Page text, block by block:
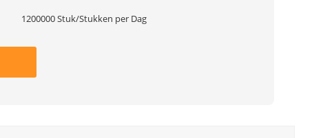
1200000 Stuk/Stukken per Dag